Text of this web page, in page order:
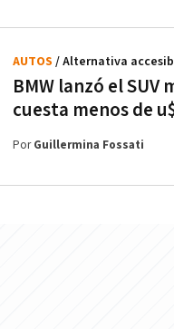
BMW lanzó el SUV
cuesta menos de
AUTOS / Alternativa
PorGuillermina Fossati